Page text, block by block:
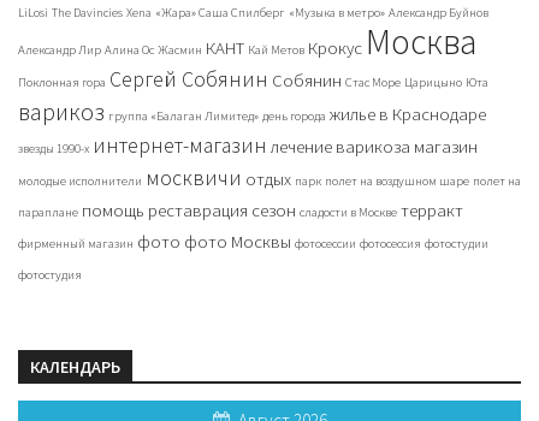
LiLosi The Davincies Xena «Жара» Саша Спилберг «Музыка в метро» Александр Буйнов
Александр Лир Алина Ос Жасмин КАНТ Кай Метов Крокус Москва
Поклонная гора Сергей Собянин Собянин Стас Море Царицыно Юта
варикоз группа «Балаган Лимитед» день города жилье в Краснодаре
звезды 1990-х интернет-магазин лечение варикоза магазин
молодые исполнители москвичи отдых парк полет на воздушном шаре полет на
параплане помощь реставрация сезон сладости в Москве терракт
фирменный магазин фото фото Москвы фотосессии фотосессия фотостудии
фотостудия
КАЛЕНДАРЬ